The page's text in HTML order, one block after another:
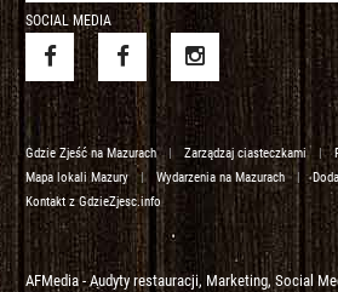
SOCIAL MEDIA
Gdzie Zjeść na Mazurach | Zarządzaj ciasteczkami |
Mapa lokali Mazury
| Wydarzenia na Mazurach |
Kontakt z GdzieZjesc.info
AFMedia - Audyty restauracji, Marketing, Social